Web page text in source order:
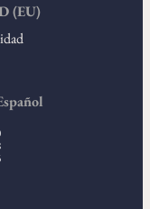
(EU)